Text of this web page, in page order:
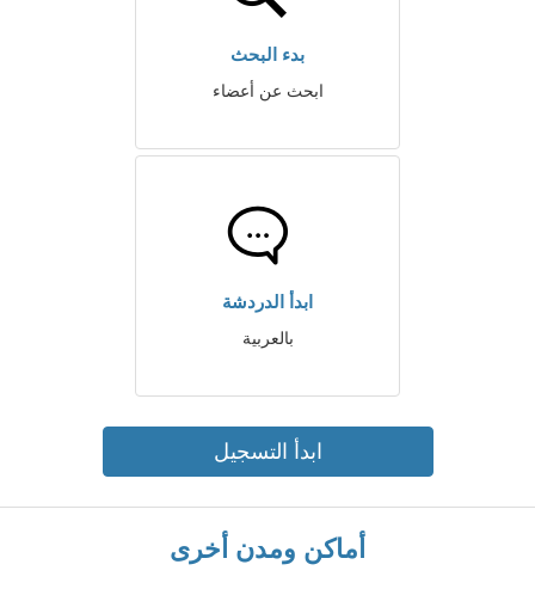
بدء البحث
ابحث عن أعضاء
ابدأ الدردشة
بالعربية
ابدأ التسجيل
أماكن ومدن أخرى